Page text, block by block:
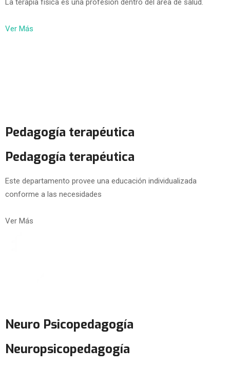
La terapia física es una profesión dentro del área de salud.
Ver Más
Pedagogía terapéutica
Pedagogía terapéutica
Este departamento provee una educación individualizada
conforme a las necesidades
Ver Más
Neuro Psicopedagogía
Neuropsicopedagogía